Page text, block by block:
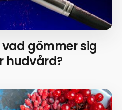
vad gömmer sig
hudvård?